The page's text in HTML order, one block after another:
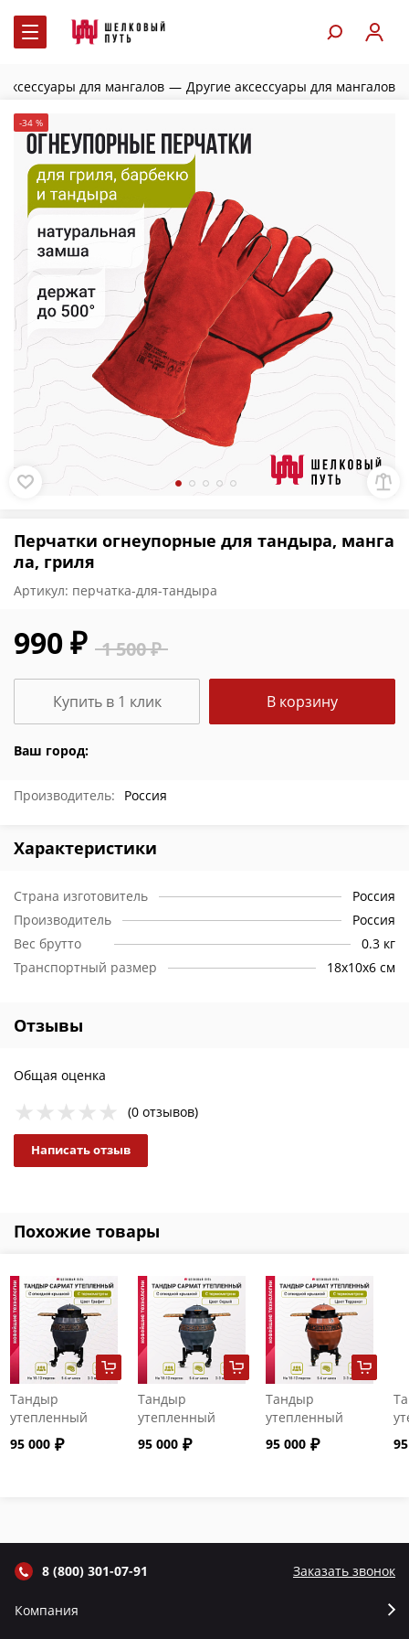
для мангалов — Другие аксессуары для мангалов
-34 %
Перчатки огнеупорные для тандыра, манга
ла, гриля
Артикул: перчатка-для-тандыра
1 500 ₽
990 ₽
Ваш город:
В корзину
Купить в 1 клик
Производитель: Россия
Характеристики
Страна изготовитель
Россия
Производитель
Россия
Вес брутто
0.3 кг
Транспортный размер
18х10х6 см
Отзывы
Общая оценка
(0 отзывов)
Написать отзыв
Похожие товары
Тандыр
утепленный
"Сармат" с
откидной
95 000
Тандыр
утепленный
"Сармат" с
откидной
95 000
Тандыр
утепленный
"Сармат" с
откидной
95 000
8 (800) 301-07-91 Заказать звонок
Компания